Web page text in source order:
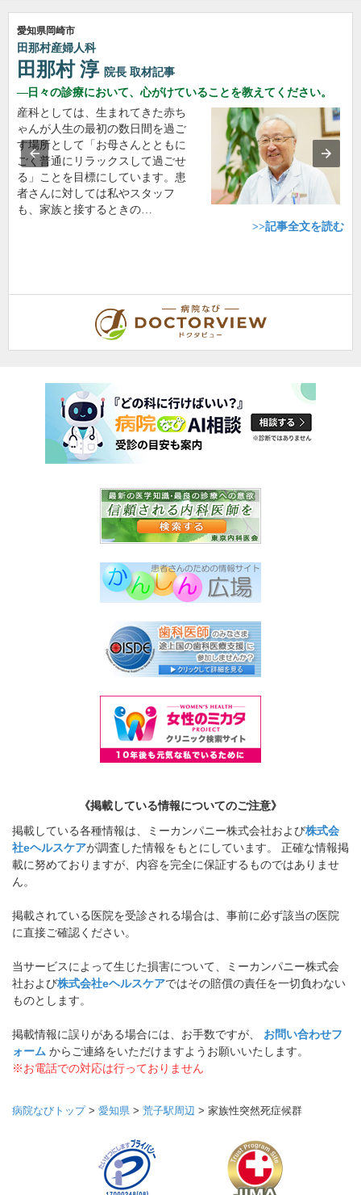
愛知県岡崎市
田那村産婦人科
田那村 淳 院長 取材記事
日々の診療において、心がけていることを教えてください。
産科としては、生まれてきた赤ち
ゃんが人生の最初の数日間を過ご
す場所として「お母さんとともに
ごく普通にリラックスして過ごせ
る」ことを目標にしています。患
者さんに対しては私やスタッフ
も、家族と接するときの…
>>記事全文を読む
《掲載している情報についてのご注意》
掲載している各種情報は、ミーカンパニー株式会社および株式会
社eヘルスケアが調査した情報をもとにしています。 正確な情報掲
載に努めておりますが、内容を完全に保証するものではありませ
ん。
掲載されている医院を受診される場合は、事前に必ず該当の医院
に直接ご確認ください。
当サービスによって生じた損害について、ミーカンパニー株式会
社および株式会社eヘルスケアではその賠償の責任を一切負わない
ものとします。
掲載情報に誤りがある場合には、お手数ですが、 お問い合わせフ
ォーム からご連絡をいただけますようお願いいたします。
※お電話での対応は行っておりません
病院なびトップ> 愛知県 > 荒子駅周辺 > 家族性突然死症候群